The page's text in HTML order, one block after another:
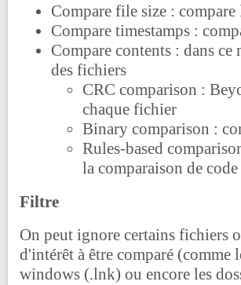
Compare file size :
Compare timestamps :
Compare contents : dans
des fichiers
CRC comparison :
chaque fichier
Binary comparison :
Rules-based
la comparaison de
Filtre
On peut ignore certains fichiers
d'intérêt à être comparé (comme
windows (.lnk) ou encore les